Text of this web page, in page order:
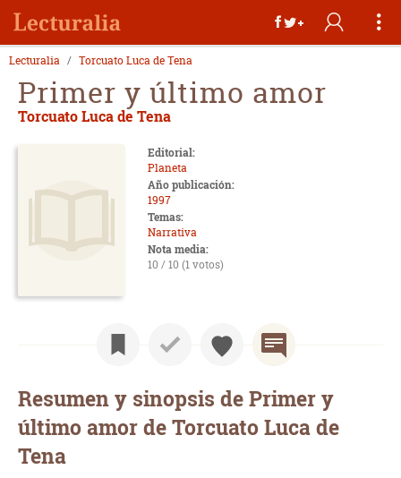
Lecturalia Torcuato Luca de Tena
Primer y último amor
Torcuato Luca de Tena
Editorial:
Planeta
Año publicación:
1997
Temas:
Narrativa
Nota media:
10 / 10 (1 votos)
Resumen y sinopsis de Primer y
último amor de Torcuato Luca de
Tena